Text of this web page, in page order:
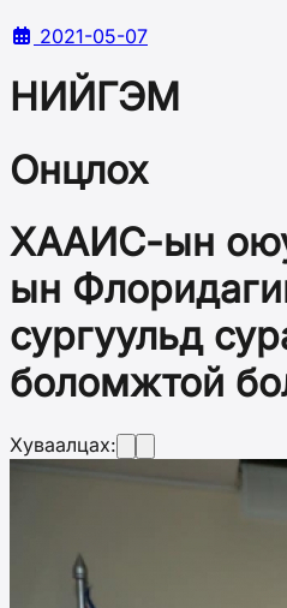
2021-05-07
НИЙГЭМ
Онцлох
ХААИС-ын
ын
сургуульд
боломжтой
Хуваалцах: